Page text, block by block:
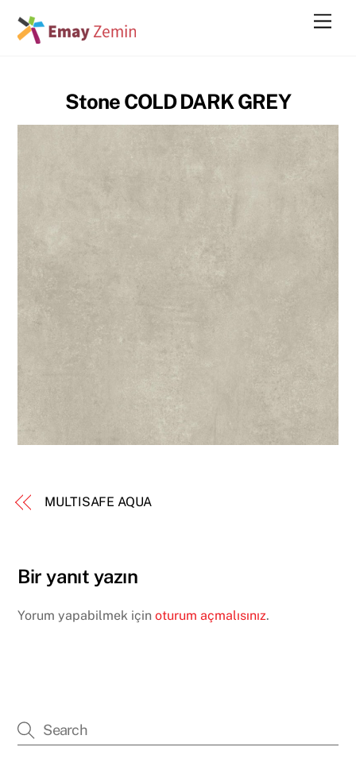
Stone COLD DARK GREY
MULTISAFE AQUA
Bir yanıt yazın
Yorum yapabilmek içinoturum açmalısınız.